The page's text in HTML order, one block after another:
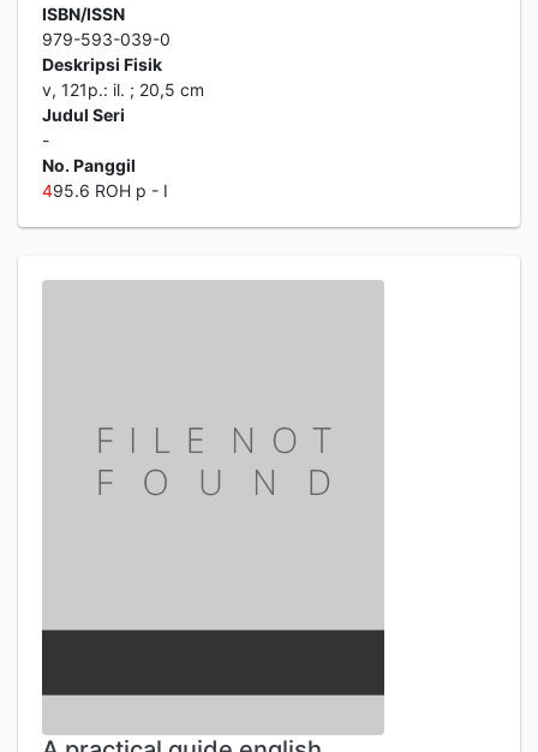
ISBN/ISSN
979-593-039-0
Deskripsi Fisik
v, 121p.: il. ; 20,5 cm
Judul Seri
-
No. Panggil
495.6 ROH p - I